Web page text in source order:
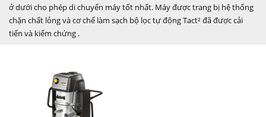
ở dưới cho phép di chuyển máy tốt nhất. Máy được trang bị hệ thống
chặn chất lỏng và cơ chế làm sạch bộ lọc tự động Tact² đã được cải
tiến và kiểm chứng .